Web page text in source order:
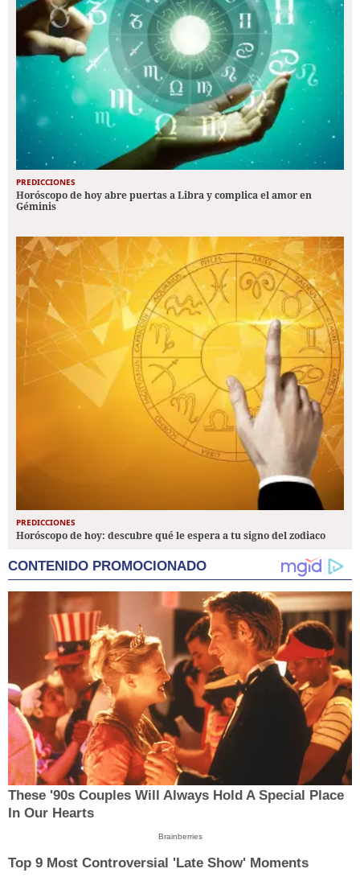
PREDICCIONES
Horóscopo de hoy abre puertas a Libra y complica el amor en
Géminis
PREDICCIONES
Horóscopo de hoy: descubre qué le espera a tu signo del zodiaco
CONTENIDO PROMOCIONADO
These '90s Couples Will Always Hold A Special Place
In Our Hearts
Brainberries
Top 9 Most Controversial 'Late Show' Moments